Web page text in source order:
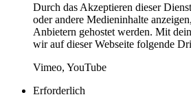
Durch das Akzeptieren dieser
oder andere Medieninhalte
Anbietern gehostet werden. Mit
wir auf dieser Webseite folgende
Vimeo, YouTube
Erforderlich